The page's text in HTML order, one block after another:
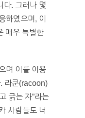
다. 그러나 몇
하였으며, 이
매우 특별한
며 이를 이용
라쿤(racoon)
긁는 자”라는
사람들도 너